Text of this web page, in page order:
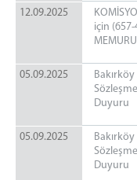
İletişim & Ulaşım
Telefon Rehberi
Kurumsal Kimlik
12.09.2025
için (657-
05.09.2025
Duyuru
05.09.2025
Duyuru